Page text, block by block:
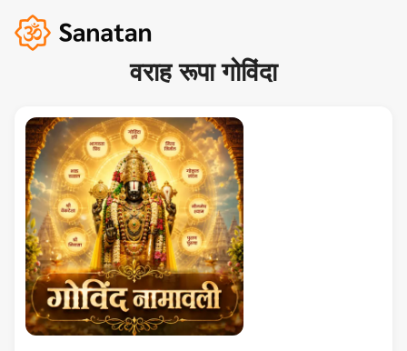
वराह रूपा गोविंदा